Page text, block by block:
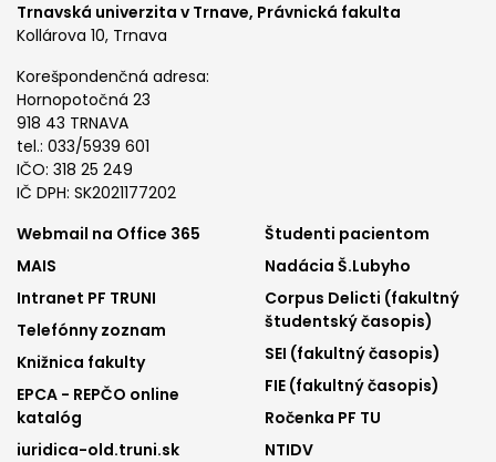
Trnavská univerzita v Trnave, Právnická fakulta
Kollárova 10, Trnava
Korešpondenčná adresa:
Hornopotočná 23
918 43 TRNAVA
tel.: 033/5939 601
IČO: 318 25 249
IČ DPH: SK2021177202
Footer
menu
1
Webmail na Office 365
MAIS
Intranet PF TRUNI
Telefónny zoznam
Knižnica fakulty
EPCA - REPČO online
katalóg
iuridica-old.truni.sk
Footer
menu
2
Študenti pacientom
Nadácia Š.Lubyho
Corpus Delicti (fakultný
študentský časopis)
SEI (fakultný časopis)
FIE (fakultný časopis)
Ročenka PF TU
NTIDV